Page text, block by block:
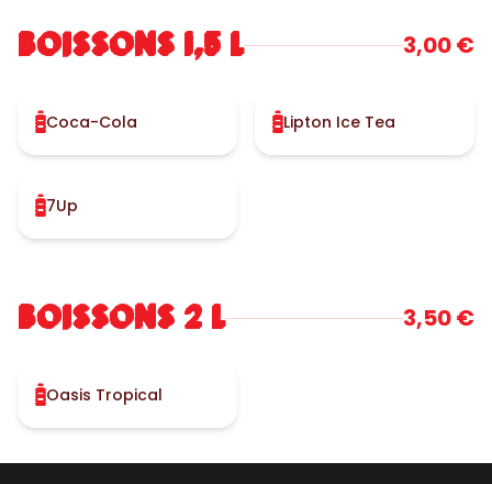
BOISSONS 1,5 L 3,00 €
Coca-Cola Lipton Ice Tea
7Up
BOISSONS 2 L 3,50 €
Oasis Tropical